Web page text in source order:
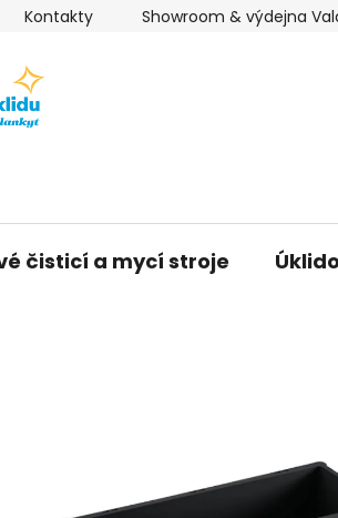
Kontakty Showroom & výdejna
čisticí a mycí stroje